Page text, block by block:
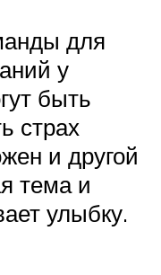
для
у
быть
страх
и другой
тема и
улыбку.